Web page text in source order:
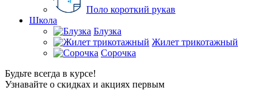
Поло короткий рукав
Школа
Блузка
Жилет трикотажный
Сорочка
Будьте всегда в курсе!
Узнавайте о скидках и акциях первым